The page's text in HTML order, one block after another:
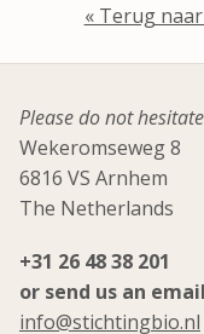
« Terug
Please do not
Wekeromseweg 8
6816 VS Arnhem
The Netherlands
+31 26 48 38 201
or send us an email
info@stichtingbio.nl